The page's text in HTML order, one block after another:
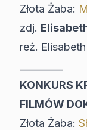
Złota Żaba:
zdj.
reż.
KONKURS
FILMÓW
Złota Żaba: